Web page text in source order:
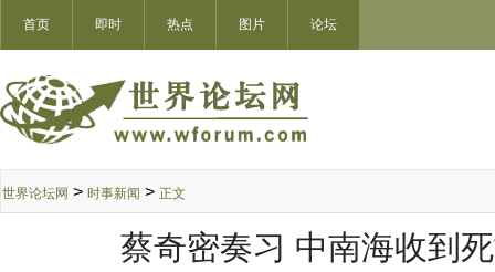
首页 即时 热点 图片 论坛
世界论坛网 > 时事新闻 > 正文
蔡奇密奏习 中南海收到